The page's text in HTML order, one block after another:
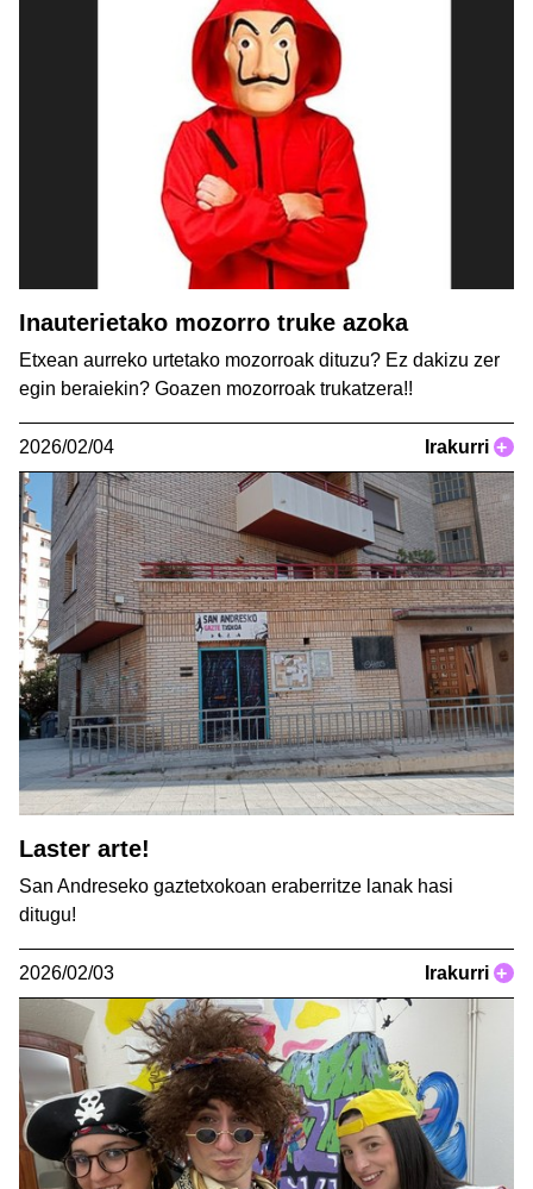
Inauterietako mozorro truke azoka
Etxean aurreko urtetako mozorroak dituzu? Ez dakizu zer
egin beraiekin? Goazen mozorroak trukatzera!!
2026/02/04 Irakurri +
Laster arte!
San Andreseko gaztetxokoan eraberritze lanak hasi
ditugu!
2026/02/03 Irakurri +